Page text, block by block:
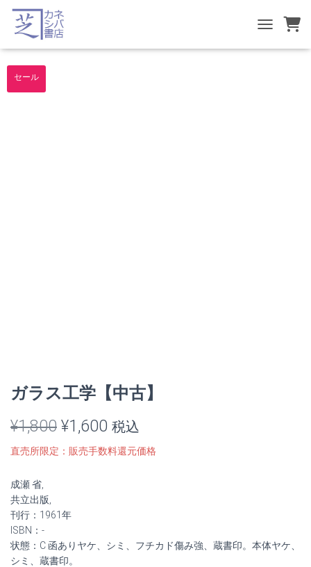
TOGGLE
セール
ガラス工学【中古】
¥1,800 元
の
¥1,800
¥1,600 現
在
は
税込
直売所限定：販売手数料還元価格
成瀬 省,
共立出版,
刊行：1961年
ISBN：-
状態：C 函ありヤケ、シミ、フチカド傷み強、蔵書印。本体ヤケ、
シミ、蔵書印。